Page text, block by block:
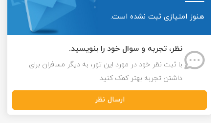
هنوز امتیازی ثبت نشده است.
نظر، تجربه و سوال خود را بنویسید.
با ثبت نظر خود در مورد این تور، به دیگر مسافران برای
داشتن تجربه بهتر کمک کنید.
ارسال نظر